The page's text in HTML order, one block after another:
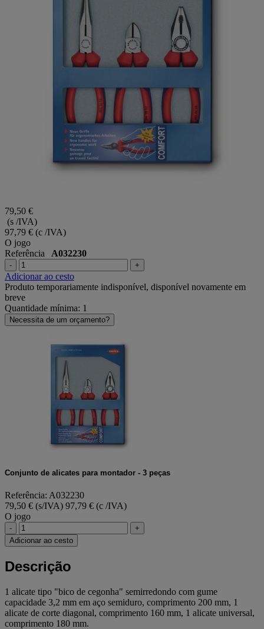
79,50 €
(s /IVA)
97,79 € (c /IVA)
O jogo
Referência A032230
- +
Adicionar ao cesto
Produto temporariamente indisponível, disponível novamente em
breve
Quantidade mínima: 1
Necessita de um orçamento?
Conjunto de alicates para montador - 3 peças
Referência: A032230
79,50 € (s/IVA) 97,79 € (c /IVA)
O jogo
-
+
Adicionar ao cesto
Descrição
1 alicate tipo "bico de cegonha" semirredondo com gume
capacidade 3,2 mm em aço semiduro, comprimento 200 mm, 1
alicate de corte diagonal, comprimento 160 mm, 1 alicate universal,
comprimento 180 mm.